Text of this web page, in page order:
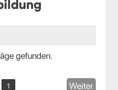
gefunden.
1 Weiter